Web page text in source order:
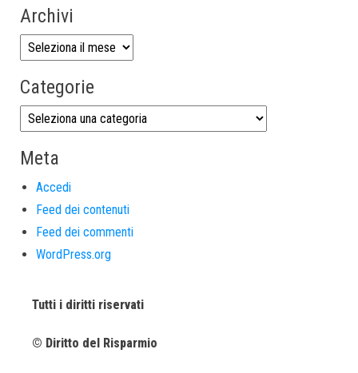
Archivi
Categorie
Meta
Accedi
Feed dei contenuti
Feed dei commenti
WordPress.org
Tutti i diritti riservati
© Diritto del Risparmio